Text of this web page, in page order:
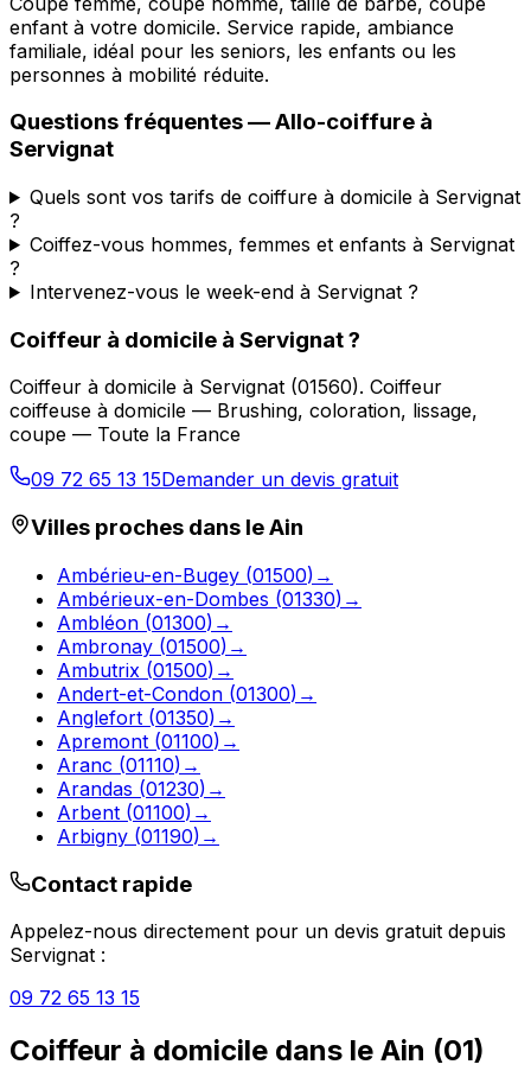
enfant à votre domicile. Service rapide, ambiance
familiale, idéal pour les seniors, les enfants ou les
personnes à mobilité réduite.
Questions fréquentes —Allo-coiffure à
Servignat
Quels sont vos tarifs de coiffure à domicile à Servignat
?
Coiffez-vous hommes, femmes et enfants à Servignat
?
Intervenez-vous le week-end à Servignat ?
Coiffeur à domicile à Servignat?
Coiffeur à domicile à Servignat (01560). Coiffeur
coiffeuse à domicile — Brushing, coloration, lissage,
coupe — Toute la France
09 72 65 13 15Demander un devis gratuit
Villes proches dans leAin
Ambérieu-en-Bugey (01500) →
Ambérieux-en-Dombes (01330) →
Ambléon (01300) →
Ambronay (01500) →
Ambutrix (01500) →
Andert-et-Condon (01300) →
Anglefort (01350) →
Apremont (01100) →
Aranc (01110) →
Arandas (01230) →
Arbent (01100) →
Arbigny (01190) →
Contact rapide
Appelez-nous directement pour un devis gratuit depuis
Servignat :
09 72 65 13 15
Coiffeur à domicile dans le Ain (01)